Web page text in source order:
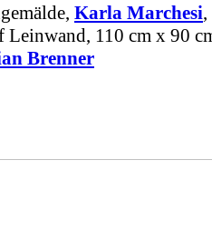
Karla Marchesi
Leinwand, 110 cm x 90
Brenner